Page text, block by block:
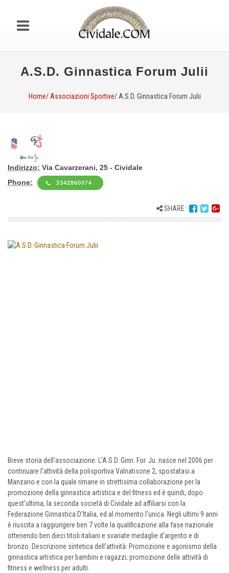
A.S.D. Ginnastica Forum Julii
Home/ Associazioni Sportive/ A.S.D. Ginnastica Forum Julii
Indirizzo: Via Cavarzerani, 25 - Cividale
Phone:
3342860074
SHARE:
Breve storia dell'associazione: L'A.S.D. Ginn. For. Ju. nasce nel 2006 per
continuare l'attività della polisportiva Valnatisone 2, spostatasi a
Manzano e con la quale rimane in strettisima collaborazione per la
promozione della ginnastica artistica e del fitness ed è quindi, dopo
quest'ultima, la seconda società di Cividale ad affiliarsi con la
Federazione Ginnastica D'Italia, ed al momento l'unica. Negli ultimi 9 anni
è riuscita a raggiungere ben 7 volte la qualificazione alla fase nazionale
ottenendo ben dieci titoli italiani e svariate medaglie d'argento e di
bronzo. Descrizione sintetica dell'attività: Promozione e agonismo della
ginnastica artistica per bambini e ragazzi; promozione delle attività di
fitness e wellness per adulti.